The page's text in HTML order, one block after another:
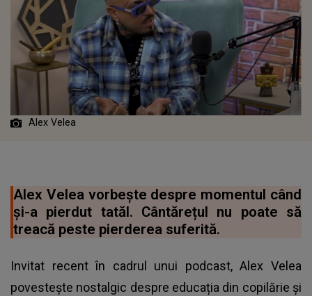
Alex Velea
Alex Velea vorbește despre momentul când
și-a pierdut tatăl. Cântărețul nu poate să
treacă peste pierderea suferită.
Invitat recent în cadrul unui podcast, Alex Velea
povestește nostalgic despre educația din copilărie și